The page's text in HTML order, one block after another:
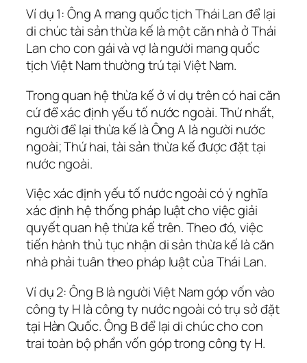
Ví dụ 1: Ông A mang quốc tịch Thái Lan để lại
di chúc tài sản thừa kế là một căn nhà ở Thái
Lan cho con gái và vợ là người mang quốc
tịch Việt Nam thường trú tại Việt Nam.
Trong quan hệ thừa kế ở ví dụ trên có hai căn
cứ để xác định yếu tố nước ngoài. Thứ nhất,
người để lại thừa kế là Ông A là người nước
ngoài; Thứ hai, tài sản thừa kế được đặt tại
nước ngoài.
Việc xác định yếu tố nước ngoài có ý nghĩa
xác định hệ thống pháp luật cho việc giải
quyết quan hệ thừa kế trên. Theo đó, việc
tiến hành thủ tục nhận di sản thừa kế là căn
nhà phải tuân theo pháp luật của Thái Lan.
Ví dụ 2: Ông B là người Việt Nam góp vốn vào
công ty H là công ty nước ngoài có trụ sở đặt
tại Hàn Quốc. Ông B để lại di chúc cho con
trai toàn bộ phần vốn góp trong công ty H.